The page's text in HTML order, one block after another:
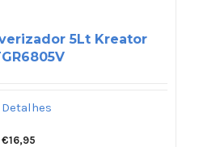
5Lt Kreator
€16,95